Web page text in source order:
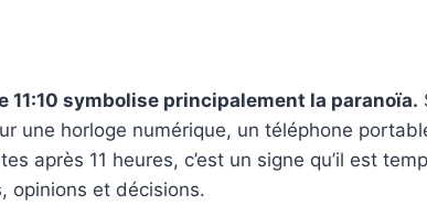
11:10 symbolise principalement la paranoïa.
une horloge numérique, un téléphone
après 11 heures, c’est un signe qu’il est
opinions et décisions.